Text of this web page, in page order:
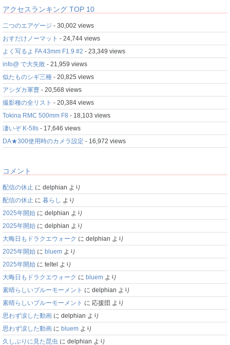
アクセスランキング TOP 10
二つのエアゲージ - 30,002 views
おすだけノーマット - 24,744 views
よく写るよ FA 43mm F1.9 #2 - 23,349 views
info@ で大失敗 - 21,959 views
似たものシギ三種 - 20,825 views
アシダカ軍曹 - 20,568 views
撮影種の全リスト - 20,384 views
Tokina RMC 500mm F8 - 18,103 views
凄いぞ K-5IIs - 17,646 views
DA★300使用時のカメラ設定 - 16,972 views
コメント
配信の休止 に delphian より
配信の休止 に 暮らし より
2025年開始 に delphian より
2025年開始 に delphian より
大晦日もドラクエウォーク に delphian より
2025年開始 に bluem より
2025年開始 に teltel より
大晦日もドラクエウォーク に bluem より
素晴らしいブルーモーメント に delphian より
素晴らしいブルーモーメント に 応援団 より
思わず涙した動画 に delphian より
思わず涙した動画 に bluem より
久しぶりに見た昆虫 に delphian より